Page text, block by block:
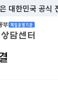
대한민국 공식
운영기관 고객